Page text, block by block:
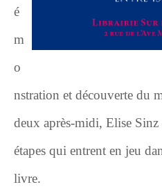
é
m
o
nstration et découverte du
deux après-midi, Elise Sinz
étapes qui entrent en jeu
livre.